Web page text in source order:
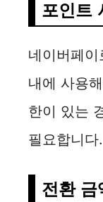
포인트
네이버페
내에 사용
한이 있는
필요합니다.
전환 금